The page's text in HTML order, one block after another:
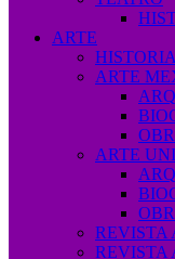
ARTE
ARTE
ARTE
REVISTA
REVISTA